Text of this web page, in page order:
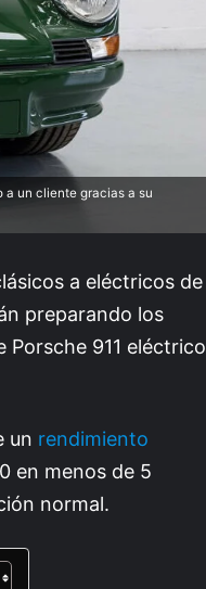
a un cliente gracias a su
a eléctricos de
preparando los
911 eléctrico
un rendimiento
en menos de 5
normal.